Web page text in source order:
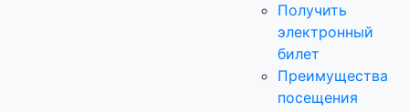
Получить
электронный
билет
Преимущества
посещения